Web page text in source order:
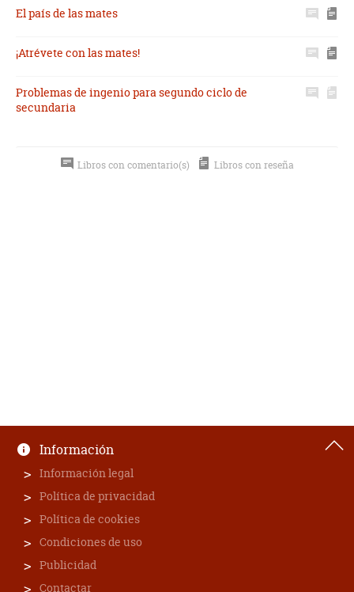
El país de las mates
¡Atrévete con las mates!
Problemas de ingenio para segundo ciclo de
secundaria
Libros con comentario(s) Libros con reseña
Información
Información legal
Política de privacidad
Política de cookies
Condiciones de uso
Publicidad
Contactar